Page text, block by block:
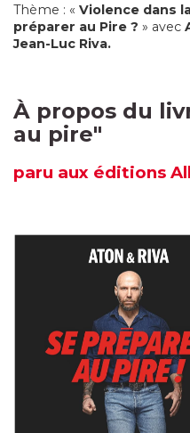
Thème : « Violence dans
préparer au Pire ? » avec
Jean-Luc Riva.
À propos du
au pire"
paru aux éditions